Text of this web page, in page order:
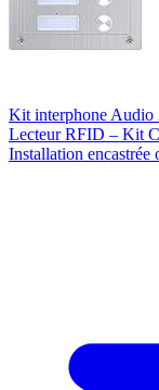
Kit interphone Audio
Lecteur RFID – Kit
Installation encastrée